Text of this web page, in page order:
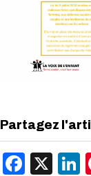
Partagez
X